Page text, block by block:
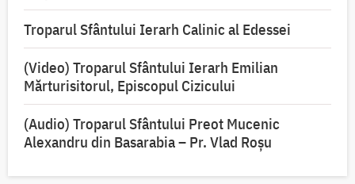
Troparul Sfântului Ierarh Calinic al Edessei
(Video) Troparul Sfântului Ierarh Emilian
Mărturisitorul, Episcopul Cizicului
(Audio) Troparul Sfântului Preot Mucenic
Alexandru din Basarabia – Pr. Vlad Roșu